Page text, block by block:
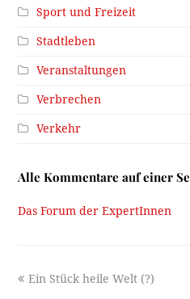
Sport und Freizeit
Stadtleben
Veranstaltungen
Verbrechen
Verkehr
Alle Kommentare auf einer
Das Forum der ExpertInnen
previous
Ein Stück heile Welt (?)